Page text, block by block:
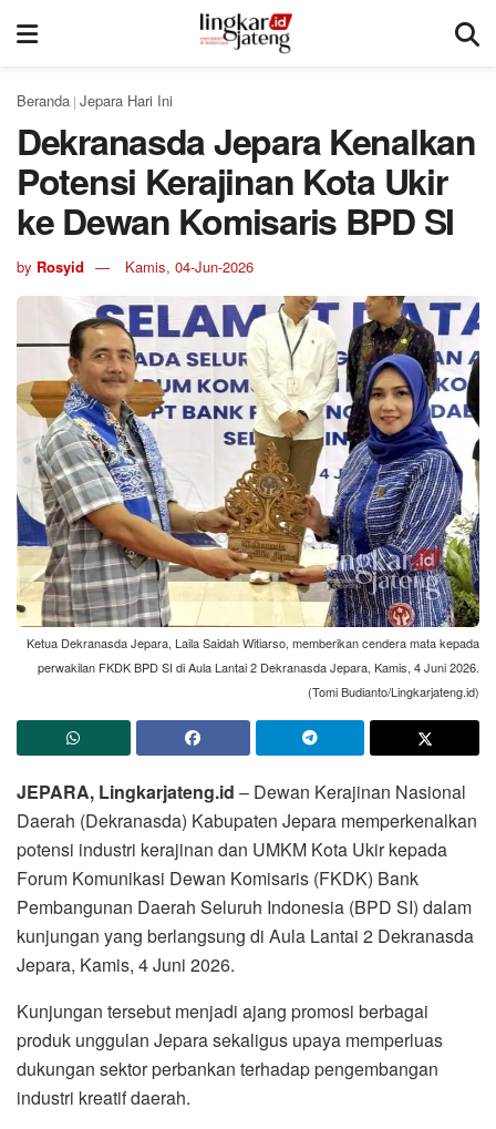
Beranda | Jepara Hari Ini
Dekranasda Jepara Kenalkan
Potensi Kerajinan Kota Ukir
ke Dewan Komisaris BPD SI
by Rosyid Kamis, 04-Jun-2026
Ketua Dekranasda Jepara, Laila Saidah Witiarso, memberikan cendera mata kepada
perwakilan FKDK BPD SI di Aula Lantai 2 Dekranasda Jepara, Kamis, 4 Juni 2026.
(Tomi Budianto/Lingkarjateng.id)
JEPARA, Lingkarjateng.id – Dewan Kerajinan Nasional
Daerah (Dekranasda) Kabupaten Jepara memperkenalkan
potensi industri kerajinan dan UMKM Kota Ukir kepada
Forum Komunikasi Dewan Komisaris (FKDK) Bank
Pembangunan Daerah Seluruh Indonesia (BPD SI) dalam
kunjungan yang berlangsung di Aula Lantai 2 Dekranasda
Jepara, Kamis, 4 Juni 2026.
Kunjungan tersebut menjadi ajang promosi berbagai
produk unggulan Jepara sekaligus upaya memperluas
dukungan sektor perbankan terhadap pengembangan
industri kreatif daerah.